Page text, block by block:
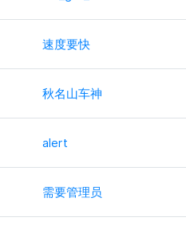
速度要快
秋名山车神
alert
需要管理员